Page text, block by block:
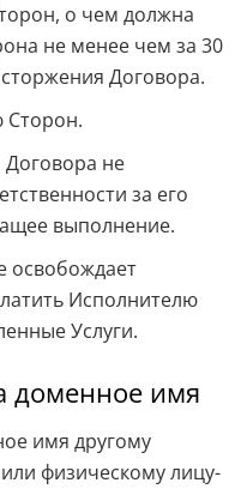
о чем должна
не менее чем за 30
Договора.
Сторон.
Договора не
за его
выполнение.
освобождает
Исполнителю
Услуги.
доменное имя
имя другому
физическому лицу-